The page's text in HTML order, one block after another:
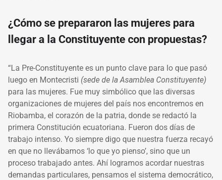
¿Cómo se prepararon las mujeres para
llegar a la Constituyente con propuestas?
“La Pre-Constituyente es un punto clave para lo que pasó
luego en Montecristi (sede de la Asamblea Constituyente)
para las mujeres. Fue muy simbólico que las diversas
organizaciones de mujeres del país nos encontremos en
Riobamba, el corazón de la patria, donde se redactó la
primera Constitución ecuatoriana. Fueron dos días de
trabajo intenso. Yo siempre digo que nuestra fuerza recayó
en que no llevábamos ‘lo que yo pienso’, sino que un
proceso trabajado antes. Ahí logramos acordar nuestras
demandas particulares, pensamos el sistema democrático,